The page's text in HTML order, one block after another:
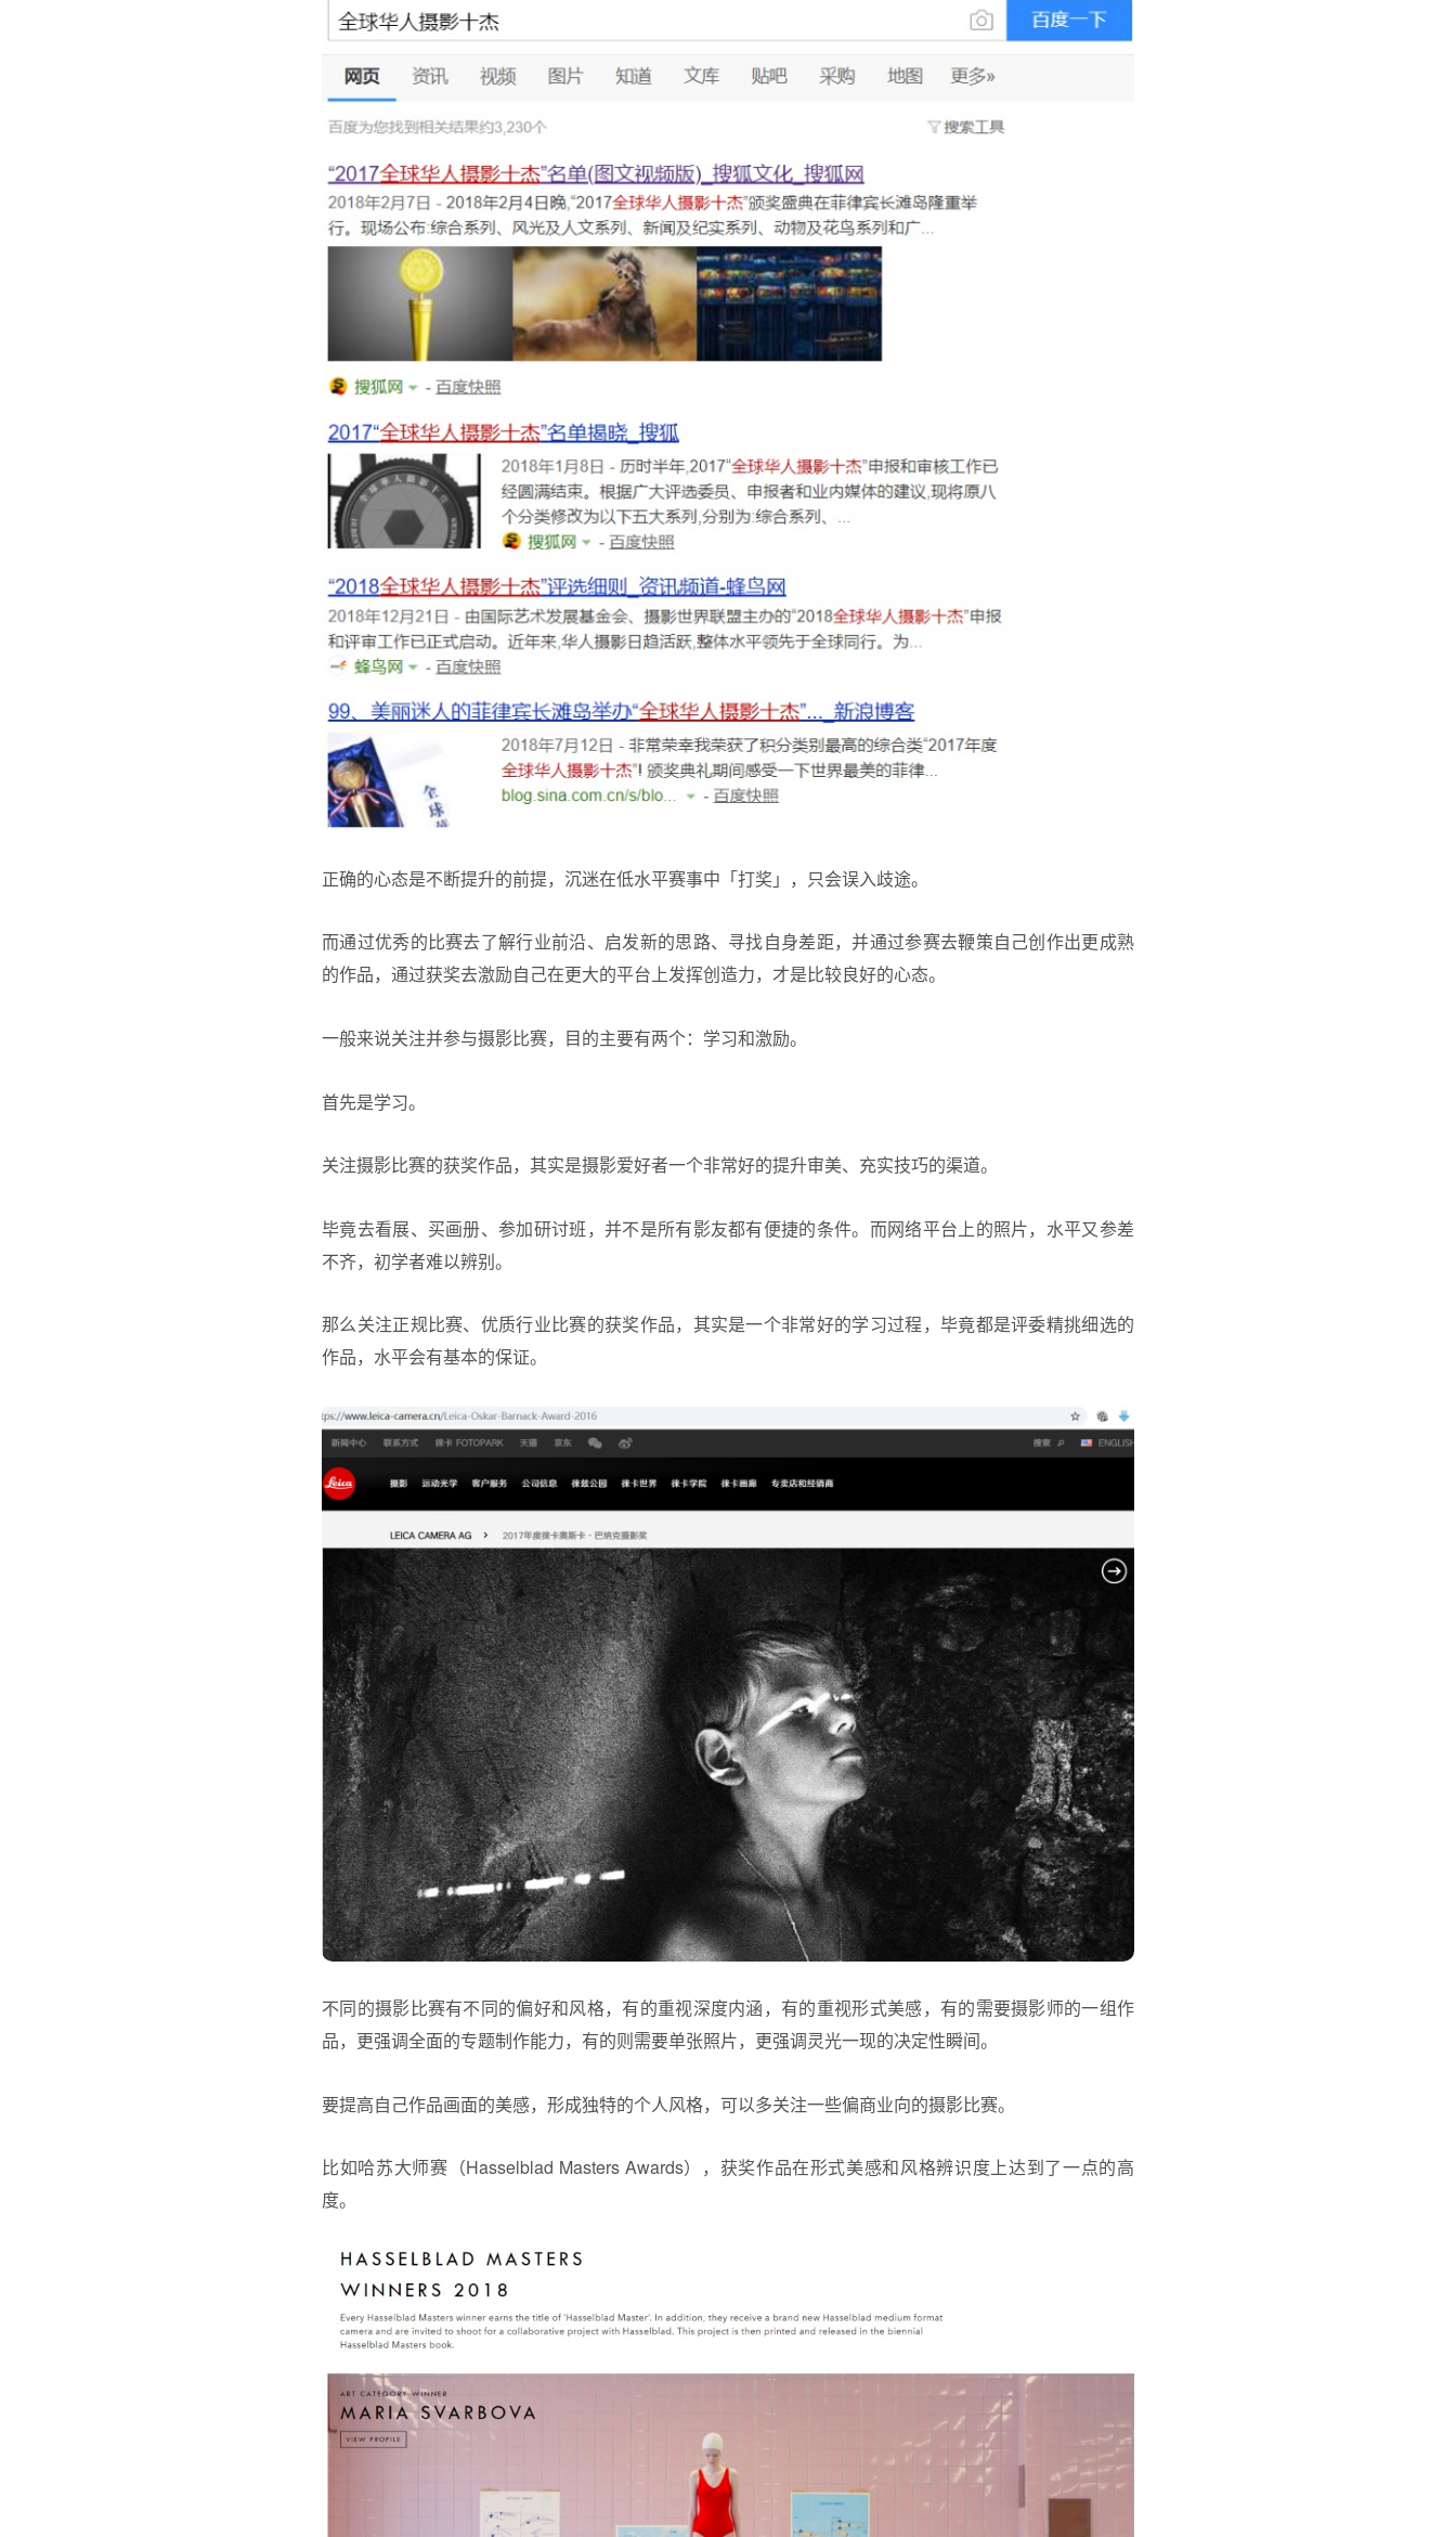
正确的心态是不断提升的前提，沉迷在低水平赛事中「打奖」，只会误入歧途。
而通过优秀的比赛去了解行业前沿、启发新的思路、寻找自身差距，并通过参赛去鞭策自己创作出更成熟
的作品，通过获奖去激励自己在更大的平台上发挥创造力，才是比较良好的心态。
一般来说关注并参与摄影比赛，目的主要有两个：学习和激励。
首先是学习。
关注摄影比赛的获奖作品，其实是摄影爱好者一个非常好的提升审美、充实技巧的渠道。
毕竟去看展、买画册、参加研讨班，并不是所有影友都有便捷的条件。而网络平台上的照片，水平又参差
不齐，初学者难以辨别。
那么关注正规比赛、优质行业比赛的获奖作品，其实是一个非常好的学习过程，毕竟都是评委精挑细选的
作品，水平会有基本的保证。
不同的摄影比赛有不同的偏好和风格，有的重视深度内涵，有的重视形式美感，有的需要摄影师的一组作
品，更强调全面的专题制作能力，有的则需要单张照片，更强调灵光一现的决定性瞬间。
要提高自己作品画面的美感，形成独特的个人风格，可以多关注一些偏商业向的摄影比赛。
比如哈苏大师赛（Hasselblad Masters Awards），获奖作品在形式美感和风格辨识度上达到了一点的高
度。